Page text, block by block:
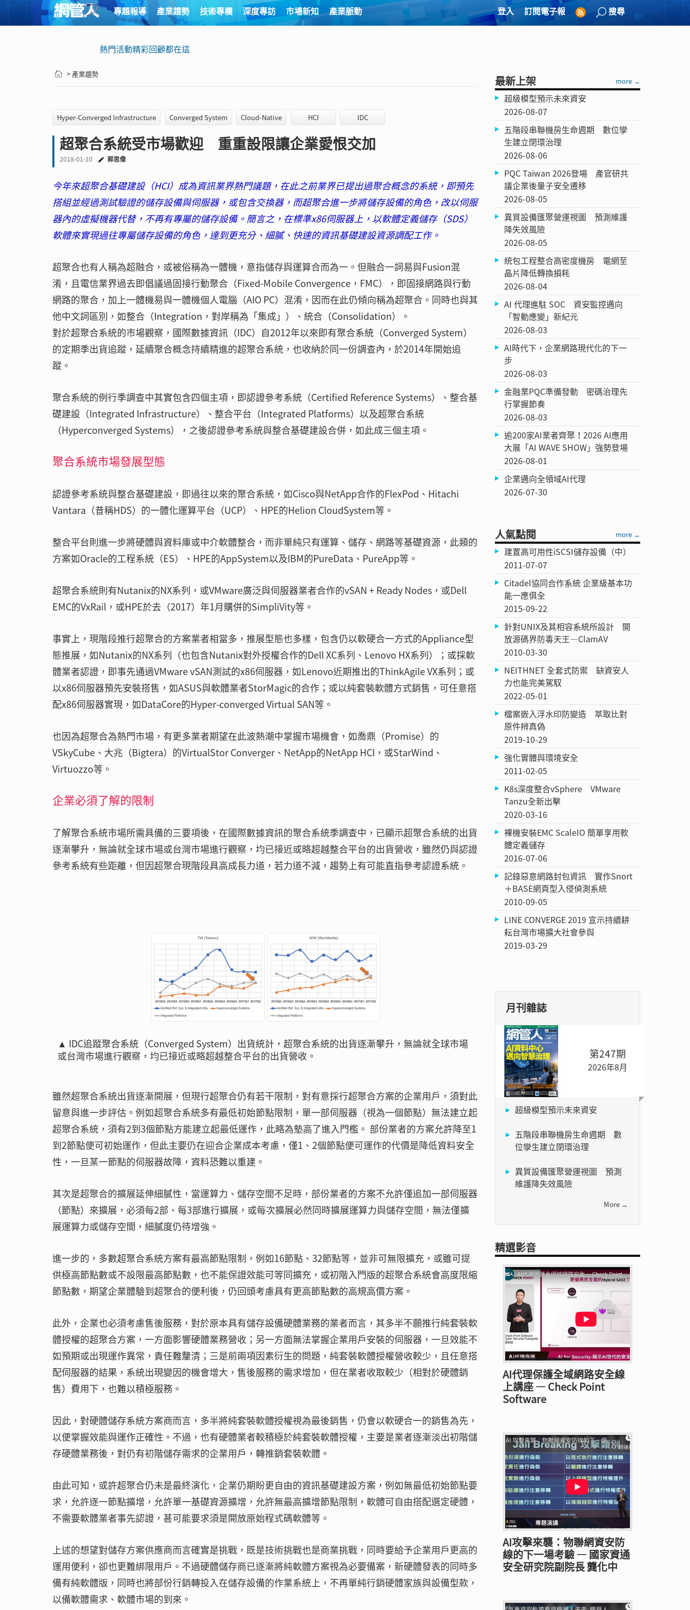
專題報導 產業趨勢 技術專欄 深度專訪 市場新知 產業脈動 登入 訂閱電子報 搜尋
熱門活動精彩回顧都在這
> 產業趨勢
Hyper-Converged Infrastructure Converged System Cloud-Native HCI IDC
超聚合系統受市場歡迎 重重設限讓企業愛恨交加
2018-01-10 郭思偉
今年來超聚合基礎建設（HCI）成為資訊業界熱門議題，在此之前業界已提出過聚合概念的系統，即預先
搭組並經過測試驗證的儲存設備與伺服器，或包含交換器，而超聚合進一步將儲存設備的角色，改以伺服
器內的虛擬機器代替，不再有專屬的儲存設備。簡言之，在標準x86伺服器上，以軟體定義儲存（SDS）
軟體來實現過往專屬儲存設備的角色，達到更充分、細膩、快速的資訊基礎建設資源調配工作。
超聚合也有人稱為超融合，或被俗稱為一體機，意指儲存與運算合而為一。但融合一詞易與Fusion混
淆，且電信業界過去即倡議過固接行動聚合（Fixed-Mobile Convergence，FMC），即固接網路與行動
網路的聚合，加上一體機易與一體機個人電腦（AIO PC）混淆，因而在此仍傾向稱為超聚合。同時也與其
他中文詞區別，如整合（Integration，對岸稱為「集成」）、統合（Consolidation）。
對於超聚合系統的市場觀察，國際數據資訊（IDC）自2012年以來即有聚合系統（Converged System）
的定期季出貨追蹤，延續聚合概念持續精進的超聚合系統，也收納於同一份調查內，於2014年開始追
蹤。
聚合系統的例行季調查中其實包含四個主項，即認證參考系統（Certified Reference Systems）、整合基
礎建設（Integrated Infrastructure）、整合平台（Integrated Platforms）以及超聚合系統
（Hyperconverged Systems），之後認證參考系統與整合基礎建設合併，如此成三個主項。
聚合系統市場發展型態
認證參考系統與整合基礎建設，即過往以來的聚合系統，如Cisco與NetApp合作的FlexPod、Hitachi
Vantara（昔稱HDS）的一體化運算平台（UCP）、HPE的Helion CloudSystem等。
整合平台則進一步將硬體與資料庫或中介軟體整合，而非單純只有運算、儲存、網路等基礎資源，此類的
方案如Oracle的工程系統（ES）、HPE的AppSystem以及IBM的PureData、PureApp等。
超聚合系統則有Nutanix的NX系列，或VMware廣泛與伺服器業者合作的vSAN + Ready Nodes，或Dell
EMC的VxRail，或HPE於去（2017）年1月購併的SimpliVity等。
事實上，現階段推行超聚合的方案業者相當多，推展型態也多樣，包含仍以軟硬合一方式的Appliance型
態推展，如Nutanix的NX系列（也包含Nutanix對外授權合作的Dell XC系列、Lenovo HX系列）；或採軟
體業者認證，即事先通過VMware vSAN測試的x86伺服器，如Lenovo近期推出的ThinkAgile VX系列；或
以x86伺服器預先安裝搭售，如ASUS與軟體業者StorMagic的合作；或以純套裝軟體方式銷售，可任意搭
配x86伺服器實現，如DataCore的Hyper-converged Virtual SAN等。
也因為超聚合為熱門市場，有更多業者期望在此波熱潮中掌握市場機會，如喬鼎（Promise）的
VSkyCube、大兆（Bigtera）的VirtualStor Converger、NetApp的NetApp HCI，或StarWind、
Virtuozzo等。
企業必須了解的限制
了解聚合系統市場所需具備的三要項後，在國際數據資訊的聚合系統季調查中，已顯示超聚合系統的出貨
逐漸攀升，無論就全球市場或台灣市場進行觀察，均已接近或略超越整合平台的出貨營收，雖然仍與認證
參考系統有些距離，但因超聚合現階段具高成長力道，若力道不減，趨勢上有可能直指參考認證系統。
▲ IDC追蹤聚合系統（Converged System）出貨統計，超聚合系統的出貨逐漸攀升，無論就全球市場
或台灣市場進行觀察，均已接近或略超越整合平台的出貨營收。
雖然超聚合系統出貨逐漸開展，但現行超聚合仍有若干限制，對有意採行超聚合方案的企業用戶，須對此
留意與進一步評估。例如超聚合系統多有最低初始節點限制，單一部伺服器（視為一個節點）無法建立起
超聚合系統，須有2到3個節點方能建立起最低運作，此略為墊高了進入門檻。 部份業者的方案允許降至1
到2節點便可初始運作，但此主要仍在迎合企業成本考慮，僅1、2個節點便可運作的代價是降低資料安全
性，一旦某一節點的伺服器故障，資料恐難以重建。
其次是超聚合的擴展延伸細膩性，當運算力、儲存空間不足時，部份業者的方案不允許僅追加一部伺服器
（節點）來擴展，必須每2部、每3部進行擴展，或每次擴展必然同時擴展運算力與儲存空間，無法僅擴
展運算力或儲存空間，細膩度仍待增強。
進一步的，多數超聚合系統方案有最高節點限制，例如16節點、32節點等，並非可無限擴充，或雖可提
供極高節點數或不設限最高節點數，也不能保證效能可等同擴充，或初階入門版的超聚合系統會高度限縮
節點數，期望企業體驗到超聚合的便利後，仍回頭考慮具有更高節點數的高規高價方案。
此外，企業也必須考慮售後服務，對於原本具有儲存設備硬體業務的業者而言，其多半不願推行純套裝軟
體授權的超聚合方案，一方面影響硬體業務營收；另一方面無法掌握企業用戶安裝的伺服器，一旦效能不
如預期或出現運作異常，責任難釐清；三是前兩項因素衍生的問題，純套裝軟體授權營收較少，且任意搭
配伺服器的結果，系統出現變因的機會增大，售後服務的需求增加，但在業者收取較少（相對於硬體銷
售）費用下，也難以積極服務。
因此，對硬體儲存系統方案商而言，多半將純套裝軟體授權視為最後銷售，仍會以軟硬合一的銷售為先，
以便掌握效能與運作正確性。不過，也有硬體業者較積極於純套裝軟體授權，主要是業者逐漸淡出初階儲
存硬體業務後，對仍有初階儲存需求的企業用戶，轉推銷套裝軟體。
由此可知，或許超聚合仍未是最終演化，企業仍期盼更自由的資訊基礎建設方案，例如無最低初始節點要
求，允許逐一節點擴增，允許單一基礎資源擴增，允許無最高擴增節點限制，軟體可自由搭配選定硬體，
不需要軟體業者事先認證，甚可能要求須是開放原始程式碼軟體等。
上述的想望對儲存方案供應商而言確實是挑戰，既是技術挑戰也是商業挑戰，同時要給予企業用戶更高的
運用便利，卻也更難綁限用戶。不過硬體儲存商已逐漸將純軟體方案視為必要備案，新硬體發表的同時多
備有純軟體版，同時也將部份行銷轉投入在儲存設備的作業系統上，不再單純行銷硬體家族與設備型款，
以備軟體需求、軟體市場的到來。
最新上架 more →
超級模型預示未來資安
2026-08-07
五階段串聯機房生命週期 數位孿
生建立閉環治理
2026-08-06
PQC Taiwan 2026登場 產官研共
議企業後量子安全遷移
2026-08-05
異質設備匯聚營運視圖 預測維護
降失效風險
2026-08-05
統包工程整合高密度機房 電網至
晶片降低轉換損耗
2026-08-04
AI 代理進駐 SOC 資安監控邁向
「智動應變」新紀元
2026-08-03
AI時代下，企業網路現代化的下一
步
2026-08-03
金融業PQC準備發動 密碼治理先
行掌握節奏
2026-08-03
逾200家AI業者齊聚！2026 AI應用
大展「AI WAVE SHOW」強勢登場
2026-08-01
企業邁向全領域AI代理
2026-07-30
人氣點閱 more →
建置高可用性iSCSI儲存設備（中）
2011-07-07
Citadel協同合作系統 企業級基本功
能一應俱全
2015-09-22
針對UNIX及其相容系統所設計 開
放源碼界防毒天王—ClamAV
2010-03-30
NEITHNET 全套式防禦 缺資安人
力也能完美駕馭
2022-05-01
檔案嵌入浮水印防變造 萃取比對
原件辨真偽
2019-10-29
強化實體與環境安全
2011-02-05
K8s深度整合vSphere VMware
Tanzu全新出擊
2020-03-16
裸機安裝EMC ScaleIO 簡單享用軟
體定義儲存
2016-07-06
記錄惡意網路封包資訊 實作Snort
＋BASE網頁型入侵偵測系統
2010-09-05
LINE CONVERGE 2019 宣示持續耕
耘台灣市場擴大社會參與
2019-03-29
月刊雜誌
第247期
2026年8月
超級模型預示未來資安
五階段串聯機房生命週期 數
位孿生建立閉環治理
異質設備匯聚營運視圖 預測
維護降失效風險
More →
精選影音
AI代理保護全域網路安全線
上講座 — Check Point
Software
AI攻擊來襲：物聯網資安防
線的下一場考驗 — 國家資通
安全研究院副院長 龔化中